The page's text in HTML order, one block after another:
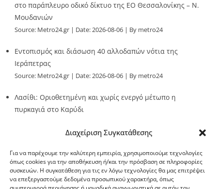
Διαχείριση Συγκατάθεσης
Για να παρέχουμε την καλύτερη εμπειρία, χρησιμοποιούμε τεχνολογίες
όπως cookies για την αποθήκευση ή/και την πρόσβαση σε πληροφορίες
συσκευών. Η συγκατάθεση για τις εν λόγω τεχνολογίες θα μας επιτρέψει
να επεξεργαστούμε δεδομένα προσωπικού χαρακτήρα, όπως
στο παράπλευρο οδικό δίκτυο της ΕΟ Θεσσαλονίκης – Ν.
Μουδανιών
Source: Metro24.gr Date: 2026-08-06 By metro24
Εντοπισμός και διάσωση 40 αλλοδαπών νότια της
Ιεράπετρας
Source: Metro24.gr Date: 2026-08-06 By metro24
Λασίθι: Οριοθετημένη και χωρίς ενεργό μέτωπο η
πυρκαγιά στο Καρύδι